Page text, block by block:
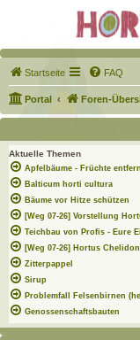
Startseite FAQ
Portal Foren-
Aktuelle Themen
Apfelbäume - Früchte
Balticum horti cultura
Bäume vor Hitze schützen
[Weg 07-26] Vorstellung
Teichbau von Profis - Eure
[Weg 07-26] Hortus
Zitterpappel
Sirup
Problemfall Felsenbirnen
Genossenschaftsbauten